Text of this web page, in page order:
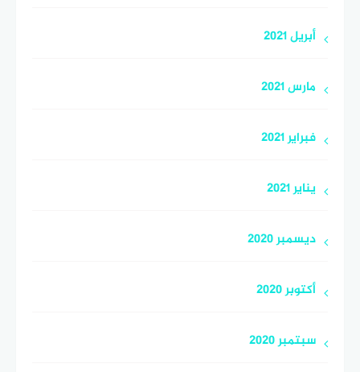
أبريل 2021
مارس 2021
فبراير 2021
يناير 2021
ديسمبر 2020
أكتوبر 2020
سبتمبر 2020